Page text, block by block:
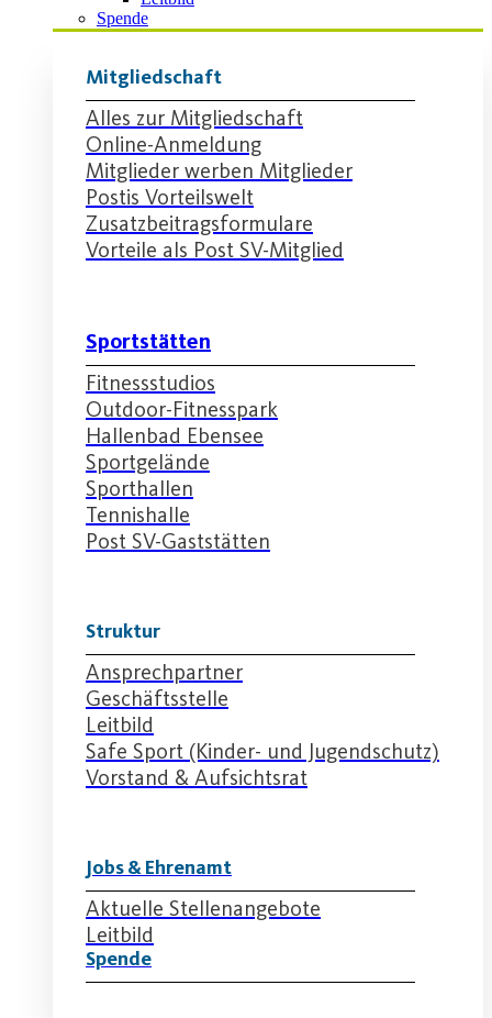
Spende
Mitgliedschaft
Alles zur Mitgliedschaft
Online-Anmeldung
Mitglieder werben Mitglieder
Postis Vorteilswelt
Zusatzbeitragsformulare
Vorteile als Post SV-Mitglied
Sportstätten
Fitnessstudios
Outdoor-Fitnesspark
Hallenbad Ebensee
Sportgelände
Sporthallen
Tennishalle
Post SV-Gaststätten
Struktur
Ansprechpartner
Geschäftsstelle
Leitbild
Safe Sport (Kinder- und Jugendschutz)
Vorstand & Aufsichtsrat
Jobs & Ehrenamt
Aktuelle Stellenangebote
Leitbild
Spende